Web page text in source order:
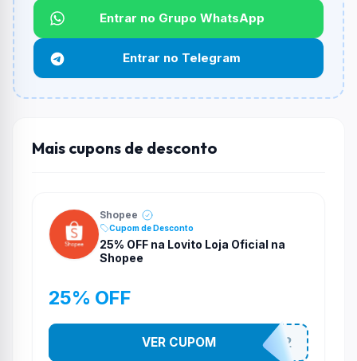
Funciona em qualquer produto?
Não necessariamente. Depende de itens participantes
e alguns vendedores ou produtos especificos podem
não aceitar cupons.
Entrar no Grupo WhatsApp
Entrar no Telegram
Mais cupons de desconto
Shopee
Cupom de Desconto
25% OFF na Lovito Loja Oficial na
Shopee
25% OFF
141525852
VER CUPOM